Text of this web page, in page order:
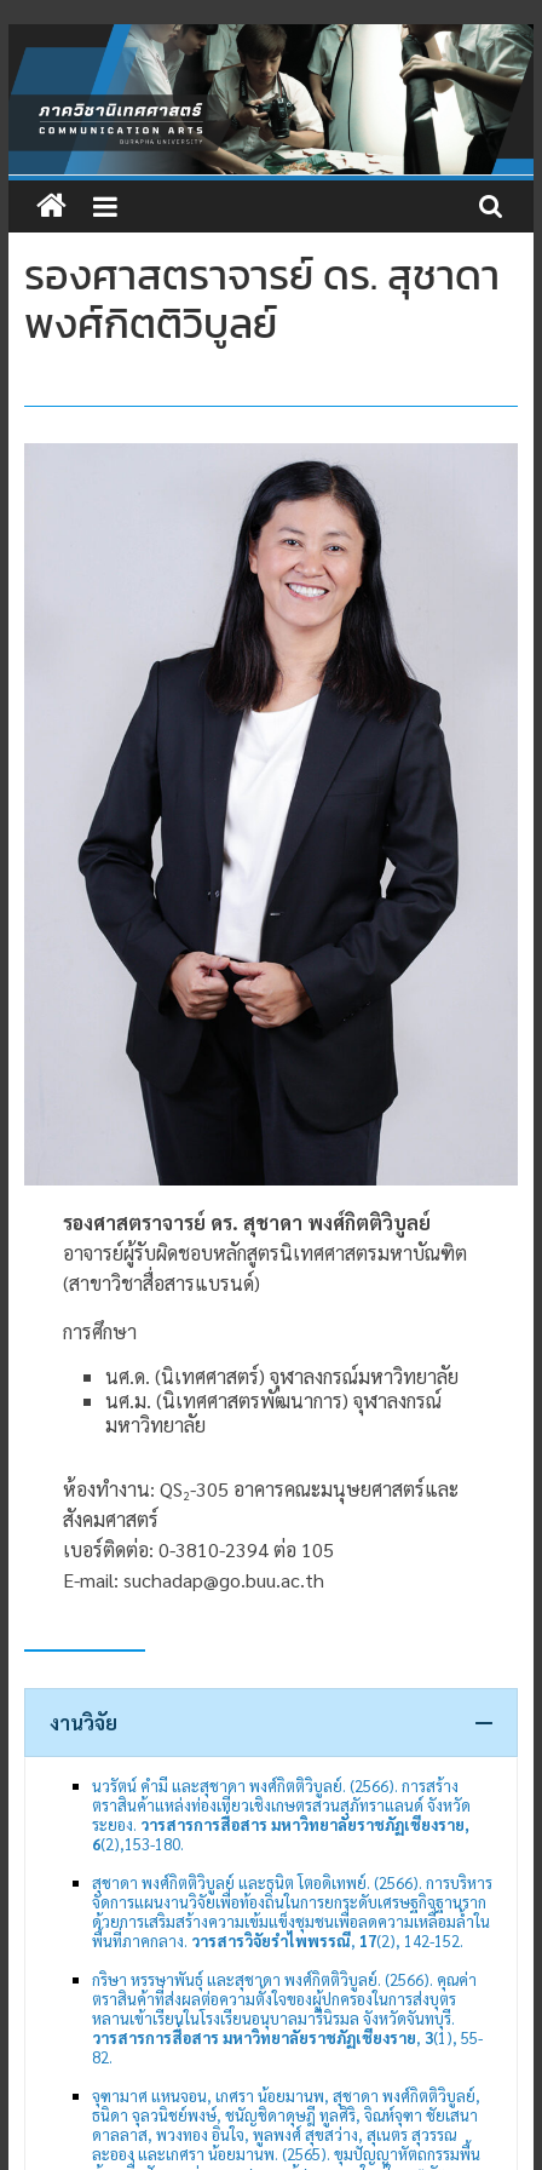
to
content
รองศาสตราจารย์ ดร. สุชาดา
พงศ์กิตติวิบูลย์
รองศาสตราจารย์ ดร. สุชาดา พงศ์กิตติวิบูลย์
อาจารย์ผู้รับผิดชอบหลักสูตรนิเทศศาสตรมหาบัณฑิต
(สาขาวิชาสื่อสารแบรนด์)
การศึกษา
นศ.ด. (นิเทศศาสตร์) จุฬาลงกรณ์มหาวิทยาลัย
นศ.ม. (นิเทศศาสตรพัฒนาการ) จุฬาลงกรณ์
มหาวิทยาลัย
ห้องทำงาน: QS2-305 อาคารคณะมนุษยศาสตร์และ
สังคมศาสตร์
เบอร์ติดต่อ: 0-3810-2394 ต่อ 105
E-mail: suchadap@go.buu.ac.th
งานวิจัย
นวรัตน์ คำมี และสุชาดา พงศ์กิตติวิบูลย์. (2566). การสร้าง
ตราสินค้าแหล่งท่องเที่ยวเชิงเกษตรสวนสุภัทราแลนด์ จังหวัด
ระยอง. วารสารการสื่อสาร มหาวิทยาลัยราชภัฏเชียงราย,
6(2),153-180.
สุชาดา พงศ์กิตติวิบูลย์ และธนิต โตอดิเทพย์. (2566). การบริหาร
จัดการแผนงานวิจัยเพื่อท้องถิ่นในการยกระดับเศรษฐกิจฐานราก
ด้วยการเสริมสร้างความเข้มแข็งชุมชนเพื่อลดความเหลื่อมล้ำใน
พื้นที่ภาคกลาง. วารสารวิจัยรำไพพรรณี, 17(2), 142-152.
กริษา หรรษาพันธุ์ และสุชาดา พงศ์กิตติวิบูลย์. (2566). คุณค่า
ตราสินค้าที่ส่งผลต่อความตั้งใจของผู้ปกครองในการส่งบุตร
หลานเข้าเรียนในโรงเรียนอนุบาลมารีนิรมล จังหวัดจันทบุรี.
วารสารการสื่อสาร มหาวิทยาลัยราชภัฏเชียงราย, 3(1), 55-
82.
จุฑามาศ แหนจอน, เกศรา น้อยมานพ, สุชาดา พงศ์กิตติวิบูลย์,
ธนิดา จุลวนิชย์พงษ์, ชนัญชิดาดุษฎี ทูลศิริ, จิณห์จุฑา ชัยเสนา
ดาลลาส, พวงทอง อินใจ, พูลพงศ์ สุขสว่าง, สุเนตร สุวรรณ
ละออง และเกศรา น้อยมานพ. (2565). ขุมปัญญาหัตถกรรมพื้น